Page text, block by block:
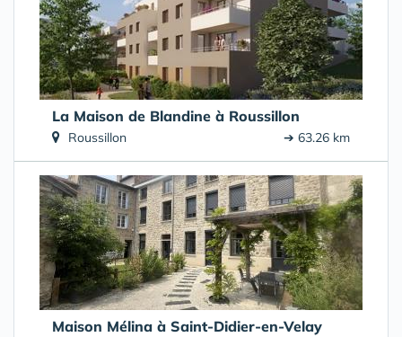
La Maison de Blandine à Roussillon
Roussillon ➔ 63.26 km
Maison Mélina à Saint-Didier-en-Velay